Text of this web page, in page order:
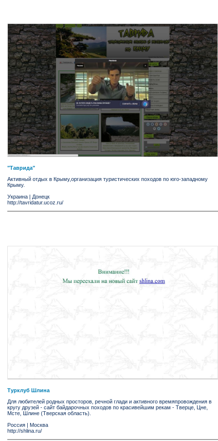
"Таврида"
Активный отдых в Крыму,организация туристических походов по юго-западному
Крыму.
Украина | Донецк
http://tavridatur.ucoz.ru/
Турклуб Шлина
Для любителей родных просторов, речной глади и активного времяпровождения в
кругу друзей - сайт байдарочных походов по красивейшим рекам - Тверце, Цне,
Мсте, Шлине (Тверская область).
Россия | Москва
http://shlina.ru/